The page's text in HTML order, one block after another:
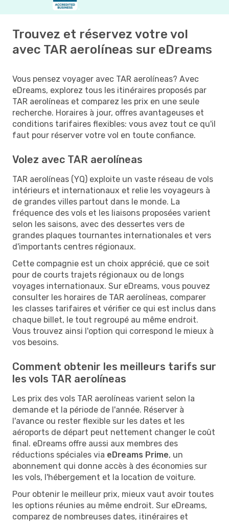
Trouvez et réservez votre vol
avec TAR aerolíneas sur eDreams
Vous pensez voyager avec TAR aerolíneas? Avec
eDreams, explorez tous les itinéraires proposés par
TAR aerolíneas et comparez les prix en une seule
recherche. Horaires à jour, offres avantageuses et
conditions tarifaires flexibles: vous avez tout ce qu'il
faut pour réserver votre vol en toute confiance.
Volez avec TAR aerolíneas
TAR aerolíneas (YQ) exploite un vaste réseau de vols
intérieurs et internationaux et relie les voyageurs à
de grandes villes partout dans le monde. La
fréquence des vols et les liaisons proposées varient
selon les saisons, avec des dessertes vers de
grandes plaques tournantes internationales et vers
d'importants centres régionaux.
Cette compagnie est un choix apprécié, que ce soit
pour de courts trajets régionaux ou de longs
voyages internationaux. Sur eDreams, vous pouvez
consulter les horaires de TAR aerolíneas, comparer
les classes tarifaires et vérifier ce qui est inclus dans
chaque billet, le tout regroupé au même endroit.
Vous trouvez ainsi l'option qui correspond le mieux à
vos besoins.
Comment obtenir les meilleurs tarifs sur
les vols TAR aerolíneas
Les prix des vols TAR aerolíneas varient selon la
demande et la période de l'année. Réserver à
l'avance ou rester flexible sur les dates et les
aéroports de départ peut nettement changer le coût
final. eDreams offre aussi aux membres des
réductions spéciales via eDreams Prime, un
abonnement qui donne accès à des économies sur
les vols, l'hébergement et la location de voiture.
Pour obtenir le meilleur prix, mieux vaut avoir toutes
les options réunies au même endroit. Sur eDreams,
comparez de nombreuses dates, itinéraires et